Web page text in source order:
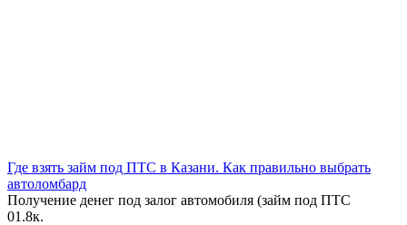
Где взять займ под ПТС в Казани. Как правильно выбрать
автоломбард
Получение денег под залог автомобиля (займ под ПТС
01.8к.